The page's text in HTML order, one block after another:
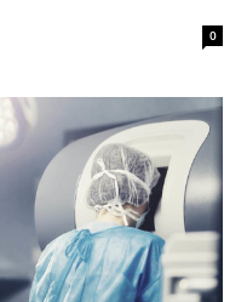
0